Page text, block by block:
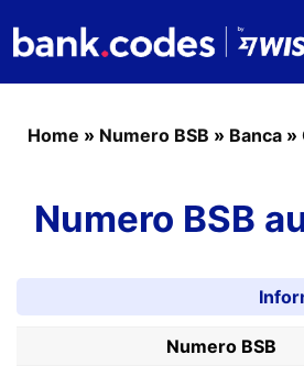
Home » Numero BSB » Banca »
Numero BSB
Numero BSB